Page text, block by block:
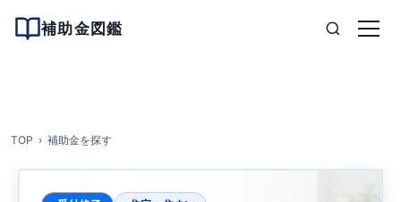
補助金図鑑
TOP 補助金を探す